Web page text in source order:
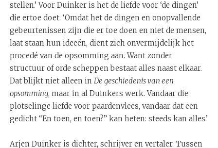
stellen.’ Voor Duinker is het de liefde voor ‘de dingen’
die ertoe doet. ‘Omdat het de dingen en onopvallende
gebeurtenissen zijn die er toe doen en niet de mensen,
laat staan hun ideeën, dient zich onvermijdelijk het
procedé van de opsomming aan. Want zonder
structuur of orde scheppen bestaat alles naast elkaar.
Dat blijkt niet alleen in De geschiedenis van een
opsomming, maar in al Duinkers werk. Vandaar die
plotselinge liefde voor paardenvlees, vandaar dat een
gedicht “En toen, en toen?” kan heten: steeds kan alles.’
Arjen Duinker is dichter, schrijver en vertaler. Tussen